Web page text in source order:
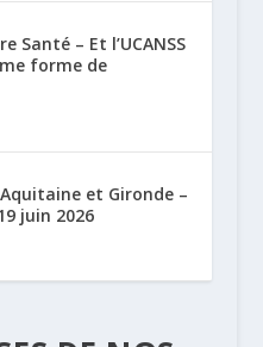
Santé – Et l’UCANSS
forme de
Aquitaine et Gironde –
juin 2026